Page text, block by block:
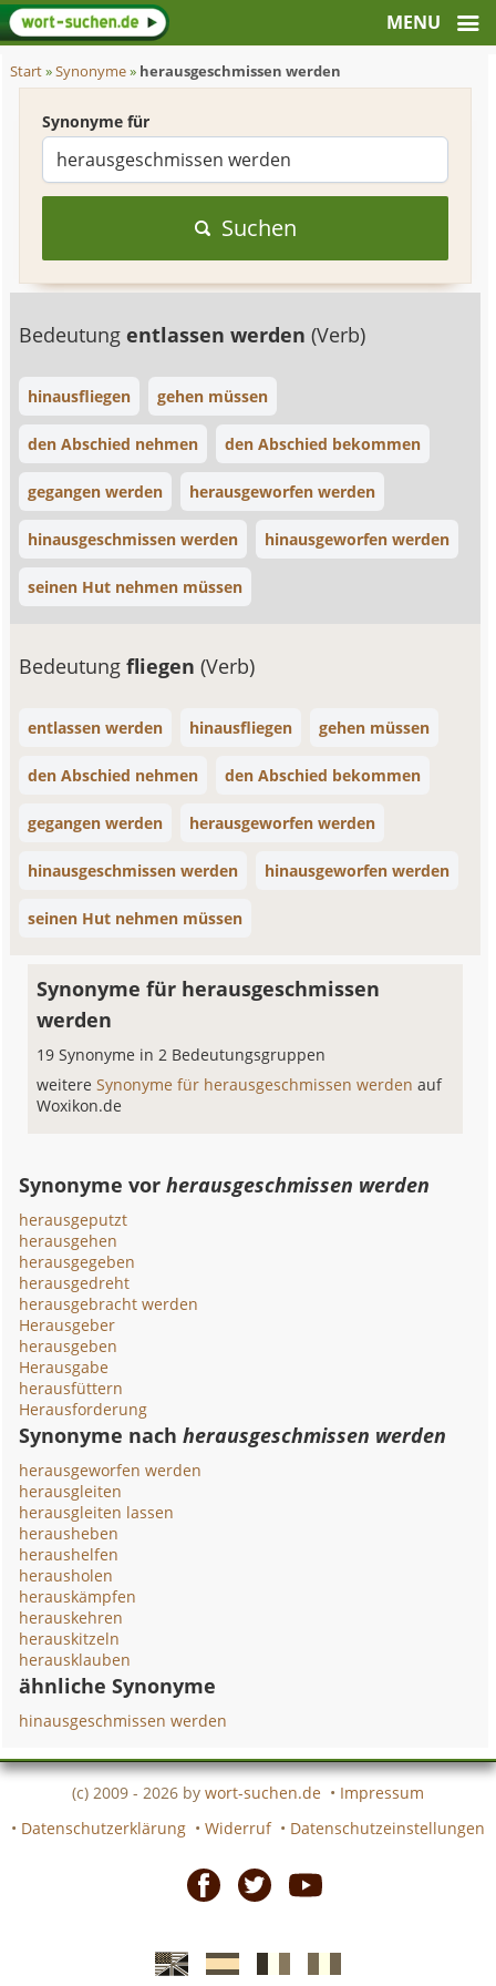
Start»Synonyme» herausgeschmissen werden
Synonyme für
Suchen
Bedeutungentlassen werden(Verb)
hinausfliegen gehen müssen
den Abschied nehmen den Abschied bekommen
gegangen werden herausgeworfen werden
hinausgeschmissen werden hinausgeworfen werden
seinen Hut nehmen müssen
Bedeutungfliegen(Verb)
entlassen werden hinausfliegen gehen müssen
den Abschied nehmen den Abschied bekommen
gegangen werden herausgeworfen werden
hinausgeschmissen werden hinausgeworfen werden
seinen Hut nehmen müssen
Synonyme für herausgeschmissen
werden
19 Synonyme in 2 Bedeutungsgruppen
weitereSynonyme für herausgeschmissen werdenauf
Woxikon.de
Synonyme vorherausgeschmissen werden
herausgeputzt
herausgehen
herausgegeben
herausgedreht
herausgebracht werden
Herausgeber
herausgeben
Herausgabe
herausfüttern
Herausforderung
Synonyme nachherausgeschmissen werden
herausgeworfen werden
herausgleiten
herausgleiten lassen
herausheben
heraushelfen
herausholen
herauskämpfen
herauskehren
herauskitzeln
herausklauben
ähnliche Synonyme
hinausgeschmissen werden
(c) 2009 - 2026 by wort-suchen.de • Impressum
• Datenschutzerklärung • Widerruf • Datenschutzeinstellungen